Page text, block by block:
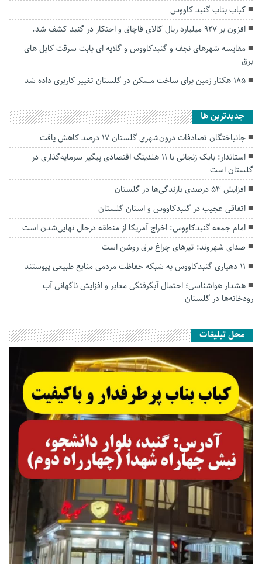
کباب بناب گنبد کاووس
افزون بر ۹۲۷ میلیارد ریال کالای قاچاق و احتکار در گنبد کشف شد.
مقایسه شهرهای نجف و گنبدکاووس و گلایه ای بابت سرقت کابل های
برق
۱۸۵ هکتار زمین برای ساخت مسکن در گلستان تغییر کاربری داده شد
جديدترين ها
جانباختگان تصادفات درون‌شهری گلستان ۱۷ درصد کاهش یافت
استاندار: بابک زنجانی با ۱۱ هلدینگ اقتصادی پیگیر سرمایه‌گذاری در
گلستان است
افزایش ۵۳ درصدی بارندگی‌ها در گلستان
اتفاقی عجیب در‌ گنبدکاووس و استان گلستان
امام جمعه گنبدکاووس: اخراج آمریکا از منطقه درحال نهایی‌شدن است
صدای شهروند: تیرهای چراغ برق روشن است
۱۱ دهیاری گنبدکاووس به شبکه حفاظت مردمی منابع طبیعی پیوستند
هشدار هواشناسی؛ احتمال آبگرفتگی معابر و افزایش ناگهانی آب
رودخانه‌ها در گلستان
محل تبلیغات